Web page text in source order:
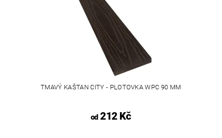
TMAVÝ KAŠTAN CITY - PLOTOVKA WPC 90 MM
od212 Kč